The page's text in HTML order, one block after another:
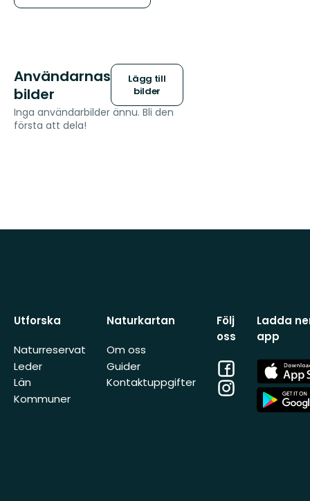
Användarnas
bilder
Lägg till
bilder
Inga användarbilder ännu. Bli den
första att dela!
Utforska
Naturreservat
Leder
Län
Kommuner
Naturkartan
Om oss
Guider
Kontaktuppgifter
Följ
oss
Facebook
Instagram
Ladda
app
App
Store
App
Store